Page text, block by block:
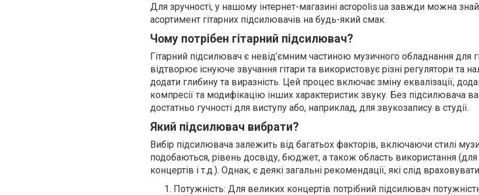
Для зручності, у нашому інтернет-магазині acropolis.ua завжди можна
асортимент гітарних підсилювачів на будь-який смак.
Чому потрібен гітарний підсилювач?
Гітарний підсилювач є невід’ємним частиною музичного обладнання для
відтворює існуюче звучання гітари та використовує різні регулятори та
додати глибину та виразність. Цей процес включає зміну еквалізації,
компресії та модифікацію інших характеристик звуку. Без підсилювача
достатньо гучності для виступу або, наприклад, для звукозапису в студії.
Який підсилювач вибрати?
Вибір підсилювача залежить від багатьох факторів, включаючи стилі
подобаються, рівень досвіду, бюджет, а також область використання (для
концертів і т.д.). Однак, є деякі загальні рекомендації, які слід
Потужність: Для великих концертів потрібний підсилювач